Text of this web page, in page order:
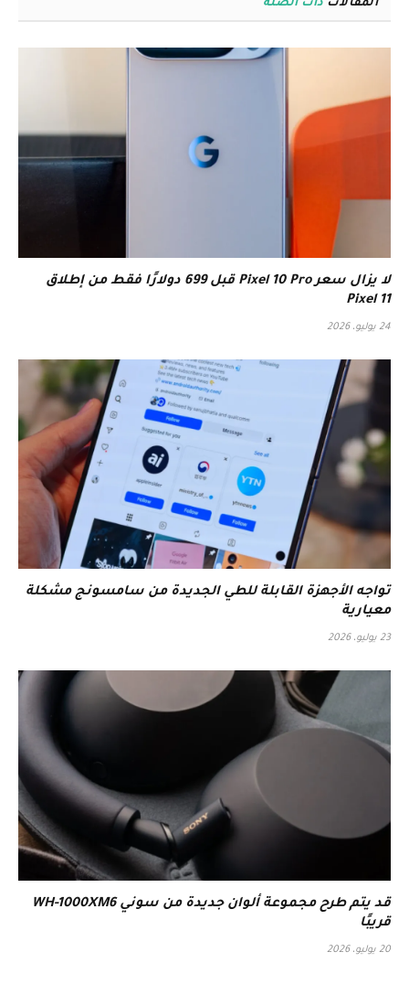
المقالات ذات الصلة
لا يزال سعر Pixel 10 Pro قبل 699 دولارًا فقط من إطلاق
Pixel 11
24 يوليو، 2026
تواجه الأجهزة القابلة للطي الجديدة من سامسونج مشكلة
معيارية
23 يوليو، 2026
قد يتم طرح مجموعة ألوان جديدة من سوني WH-1000XM6
قريبًا
20 يوليو، 2026